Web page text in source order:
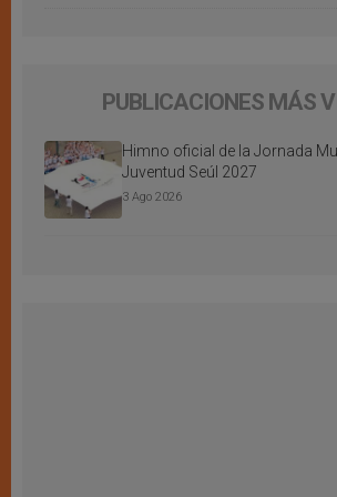
PUBLICACIONES MÁS
Himno oficial de la Jornada
Juventud Seúl 2027
3 Ago 2026